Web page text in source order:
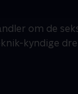
om de
kyndige